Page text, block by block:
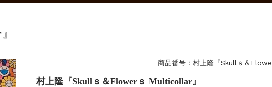
商品番号：村上隆『Skullｓ＆
村上隆『Skullｓ＆Flowerｓ Multicollar』